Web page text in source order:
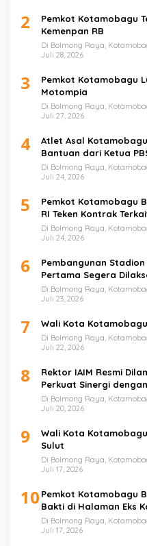
2
Pemkot Kotamobagu
Kemenpan RB
Di Bolmong Raya,
Juli 28, 2026
3
Pemkot Kotamobagu
Motompia
Di Bolmong Raya,
Juli 27, 2026
4
Atlet Asal
Bantuan dari Ketua
Di Bolmong Raya,
Juli 24, 2026
5
Pemkot Kotamobagu
RI Teken Kontrak
Di Bolmong Raya,
Juli 24, 2026
6
Pembangunan
Pertama Segera
Di Bolmong Raya,
Juli 23, 2026
7 Wali Kota Kotamobagu
Di Bolmong Raya,
Juli 22, 2026
8
Rektor IAIM Resmi
Perkuat Sinergi
Di Bolmong Raya,
Juli 20, 2026
9
Wali Kota
Sulut
Di Bolmong Raya,
Juli 17, 2026
10 Pemkot Kotamobagu
Bakti di Halaman Eks
Di Bolmong Raya,
Juli 17, 2026